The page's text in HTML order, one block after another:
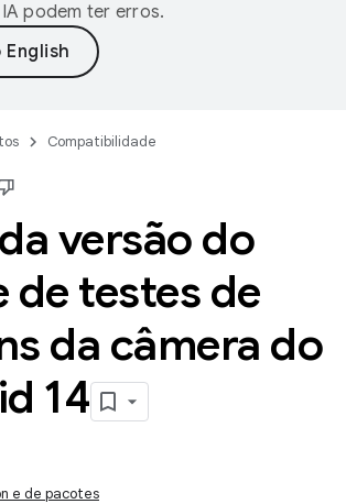
podem ter erros.
Compatibilidade
versão do
de testes de
da câmera do
14
e de pacotes